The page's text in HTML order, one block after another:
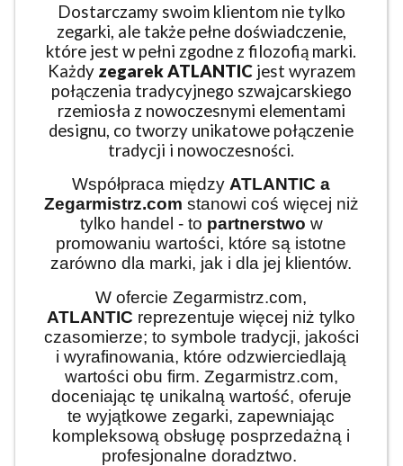
Dostarczamy swoim klientom nie tylko
zegarki, ale także pełne doświadczenie,
które jest w pełni zgodne z filozofią marki.
Każdy zegarek ATLANTIC jest wyrazem
połączenia tradycyjnego szwajcarskiego
rzemiosła z nowoczesnymi elementami
designu, co tworzy unikatowe połączenie
tradycji i nowoczesności.
Współpraca między ATLANTIC a
Zegarmistrz.com stanowi coś więcej niż
tylko handel - to partnerstwo w
promowaniu wartości, które są istotne
zarówno dla marki, jak i dla jej klientów.
W ofercie Zegarmistrz.com,
ATLANTIC reprezentuje więcej niż tylko
czasomierze; to symbole tradycji, jakości
i wyrafinowania, które odzwierciedlają
wartości obu firm. Zegarmistrz.com,
doceniając tę unikalną wartość, oferuje
te wyjątkowe zegarki, zapewniając
kompleksową obsługę posprzedażną i
profesjonalne doradztwo.